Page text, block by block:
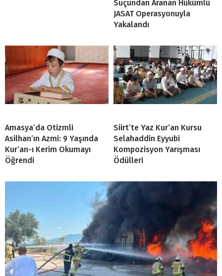
Suçundan Aranan Hükümlü
JASAT Operasyonuyla
Yakalandı
Amasya’da Otizmli
Asilhan’ın Azmi: 9 Yaşında
Kur’an-ı Kerim Okumayı
Öğrendi
Siirt’te Yaz Kur’an Kursu
Selahaddin Eyyubi
Kompozisyon Yarışması
Ödülleri